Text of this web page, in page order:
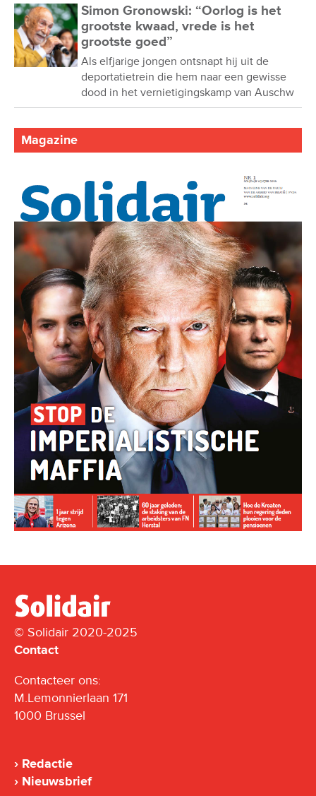
Simon Gronowski: “Oorlog is het
grootste kwaad, vrede is het
grootste goed”
Als elfjarige jongen ontsnapt hij uit de
deportatietrein die hem naar een gewisse
dood in het vernietigingskamp van Auschw
Magazine
© Solidair 2020-2025
Contact
Contacteer ons:
M.Lemonnierlaan 171
1000 Brussel
Redactie
Nieuwsbrief